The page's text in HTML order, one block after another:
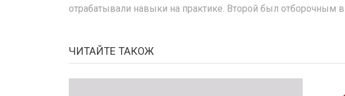
отрабатывали навыки на практике. Второй был отборочным
ЧИТАЙТЕ ТАКОЖ